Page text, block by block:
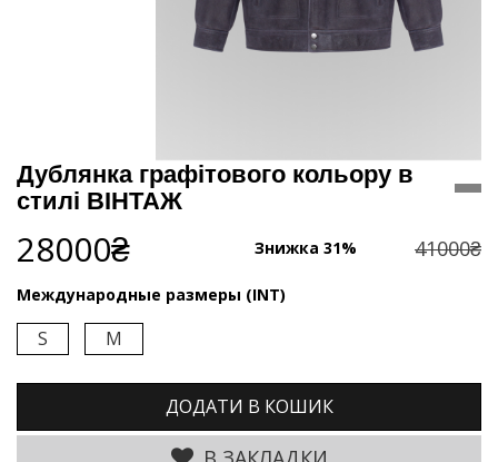
Дублянка графітового кольору в
стилі ВІНТАЖ
28000₴ Знижка 31% 41000₴
Международные размеры (INT)
S M
ДОДАТИ В КОШИК